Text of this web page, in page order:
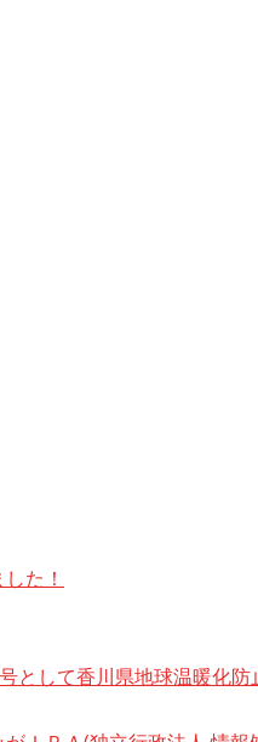
た！
として香川県地球温暖化